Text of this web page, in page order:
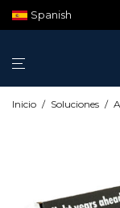
Spanish
Inicio / Soluciones /